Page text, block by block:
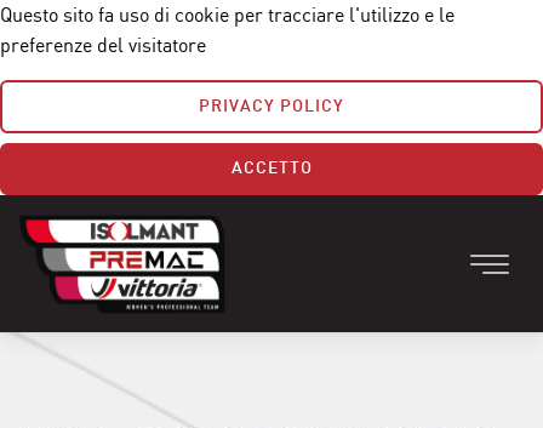
Questo sito fa uso di cookie per tracciare l'utilizzo e le
preferenze del visitatore
PRIVACY POLICY
ACCETTO